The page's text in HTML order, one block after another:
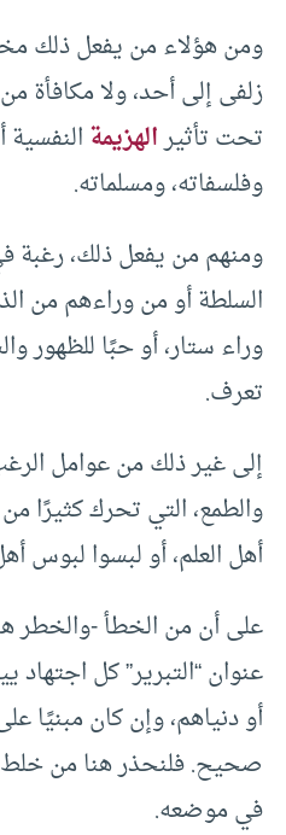
ومن هؤلاء من يفعل ذلك
زلفى إلى أحد، ولا مكافأة
تحت تأثيرالهزيمة
وفلسفاته، ومسلماته.
ومنهم من يفعل ذلك، رغبة
السلطة أو من وراءهم من
وراء ستار، أو حبًا للظهور
تعرف.
إلى غير ذلك من عوامل
والطمع، التي تحرك كثيرًا
أهل العلم، أو لبسوا لبوس
على أن من الخطأ -والخطر
عنوان “التبرير” كل
أو دنياهم، وإن كان مبنيًا
صحيح. فلنحذر هنا من
في موضعه.